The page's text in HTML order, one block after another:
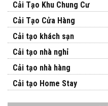
Cải Tạo Khu Chung Cư
Cải Tạo Cửa Hàng
Cải tạo khách sạn
Cải tạo nhà nghỉ
Cải tạo nhà hàng
Cải tạo Home Stay